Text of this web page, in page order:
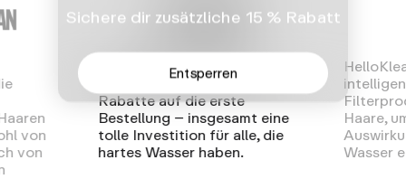
von
von
Guter Preis, einfach zu
installieren, stilvolles Design,
Rabatte auf die erste
Bestellung – insgesamt eine
tolle Investition für alle, die
hartes Wasser haben.
Haare,
Wasser
Sichere dir zusätzliche 15 % Rabatt
Entsperren